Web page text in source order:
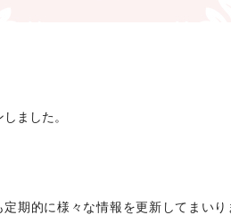
ました。
期的に様々な情報を更新してまいり